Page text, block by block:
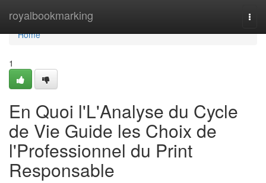
royalbookmarking
Home
Home
1
En Quoi l'L'Analyse du Cycle
de Vie Guide les Choix de
l'Professionnel du Print
Responsable